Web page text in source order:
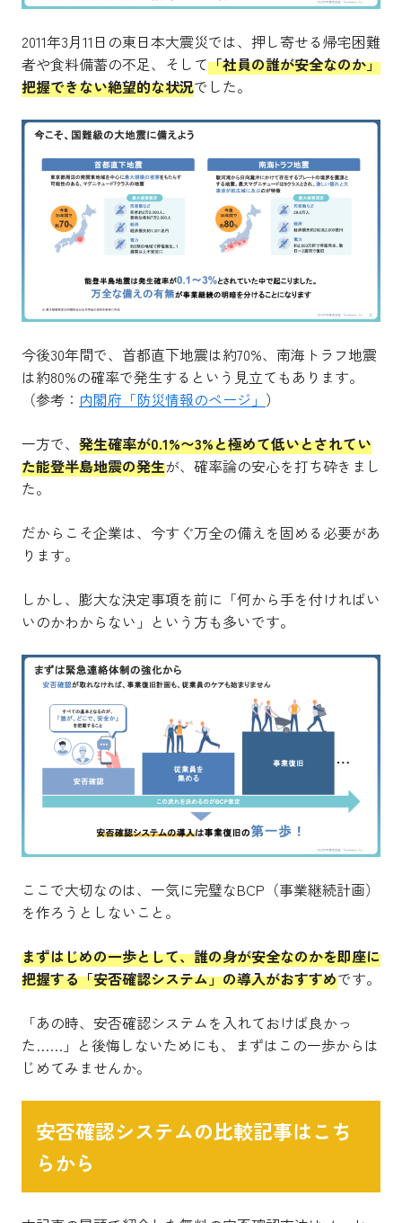
2011年3月11日の東日本大震災では、押し寄せる帰宅困難
者や食料備蓄の不足、そして「社員の誰が安全なのか」
把握できない絶望的な状況でした。
今後30年間で、首都直下地震は約70%、南海トラフ地震
は約80%の確率で発生するという見立てもあります。
（参考： 内閣府「防災情報のページ」 ）
一方で、 発生確率が0.1%〜3%と極めて低いとされてい
た能登半島地震の発生が、確率論の安心を打ち砕きまし
た。
だからこそ企業は、今すぐ万全の備えを固める必要があ
ります。
しかし、膨大な決定事項を前に「何から手を付ければい
いのかわからない」という方も多いです。
ここで大切なのは、一気に完璧なBCP（事業継続計画）
を作ろうとしないこと。
まずはじめの一歩として、誰の身が安全なのかを即座に
把握する「安否確認システム」の導入がおすすめです。
「あの時、安否確認システムを入れておけば良かっ
た……」と後悔しないためにも、まずはこの一歩からは
じめてみませんか。
安否確認システムの比較記事はこち
らから